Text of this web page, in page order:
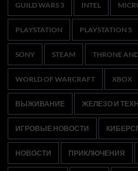
GUILD WARS 3 INTEL
PLAYSTATION PLAYSTATION 5
SONY STEAM THRONE
WORLD OF WARCRAFT XBOX
ВЫЖИВАНИЕ ЖЕЛЕЗО И
ИГРОВЫЕ НОВОСТИ
НОВОСТИ ПРИКЛЮЧЕНИЯ